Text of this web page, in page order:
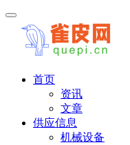
首页
资讯
文章
供应信息
机械设备